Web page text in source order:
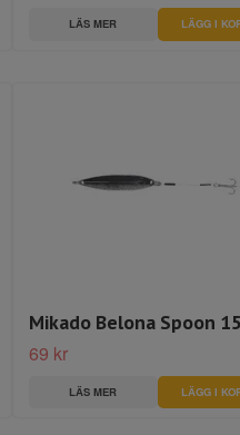
LÄS MER LÄGG I
Mikado Belona Spoon
69 kr
LÄS MER LÄGG I